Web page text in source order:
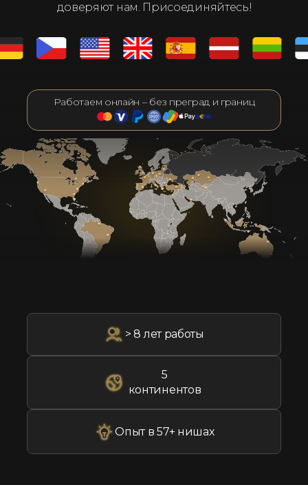
доверяют нам. Присоединяйтесь!
Работаем онлайн – без преград и границ
> 8 лет работы
5
континентов
Опыт в 57+ нишах